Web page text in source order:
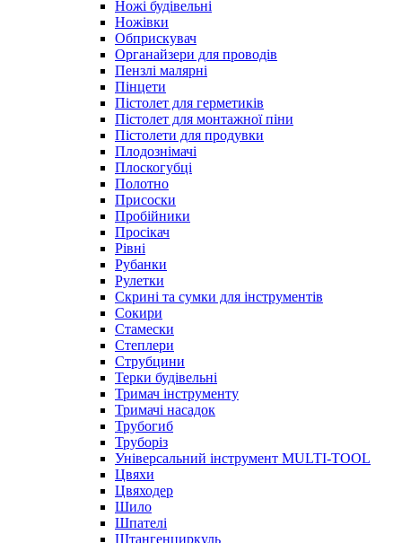
Ножі будівельні
Ножівки
Обприскувач
Органайзери для проводів
Пензлі малярні
Пінцети
Пістолет для герметиків
Пістолет для монтажної піни
Пістолети для продувки
Плодознімачі
Плоскогубці
Полотно
Присоски
Пробійники
Просікач
Рівні
Рубанки
Рулетки
Скрині та сумки для інструментів
Сокири
Стамески
Степлери
Струбцини
Терки будівельні
Тримач інструменту
Тримачі насадок
Трубогиб
Труборіз
Універсальний інструмент MULTI-TOOL
Цвяхи
Цвяходер
Шило
Шпателі
Штангенциркуль